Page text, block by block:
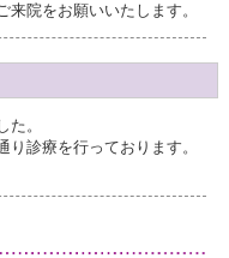
院をお願いいたします。
た。
診療を行っております。